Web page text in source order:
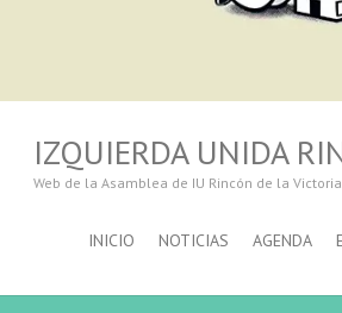
IZQUIERDA UNIDA
Web de la Asamblea de IU Rincón de la Victoria
INICIO NOTICIAS AGENDA